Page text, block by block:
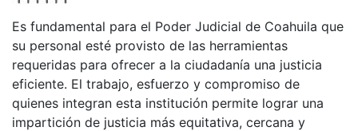
Es fundamental para el Poder Judicial de Coahuila que
su personal esté provisto de las herramientas
requeridas para ofrecer a la ciudadanía una justicia
eficiente. El traba­jo, esfuerzo y compromiso de
quienes integran esta institución permite lograr una
impartición de justicia más equitativa, cercana y